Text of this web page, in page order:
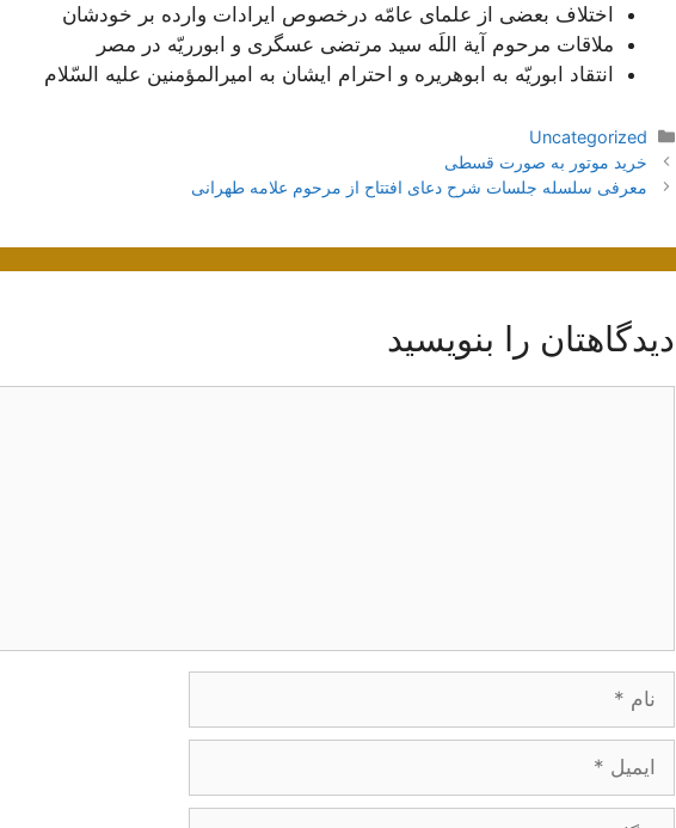
اختلاف بعضی از علمای عامّه درخصوص ایرادات وارده بر خودشان
ملاقات مرحوم آیة اللَه سید مرتضی عسگری و ابورریّه در مصر
انتقاد ابوریّه به ابوهریره و احترام ایشان به امیرالمؤمنین علیه السّلام
دسته‌ها
Uncategorized
ناوبری
نوشته‌ها
خرید موتور به صورت قسطی
معرفی سلسله جلسات شرح دعای افتتاح از مرحوم علامه طهرانی
دیدگاهتان را بنویسید
وبگاه